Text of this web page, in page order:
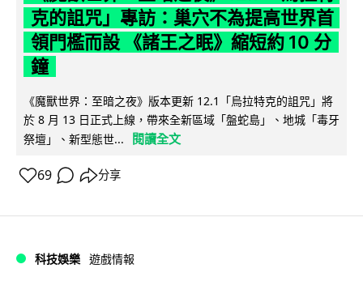
克的詛咒」專訪：巢穴不為提高世界首
領門檻而設 《諸王之眠》縮短約 10 分
鐘
《魔獸世界：至暗之夜》版本更新 12.1「烏拉特克的詛咒」將
於 8 月 13 日正式上線，帶來全新區域「盤蛇島」、地城「毒牙
祭壇」、新型態世...
閱讀全文
69 分享
科技娛樂 遊戲情報